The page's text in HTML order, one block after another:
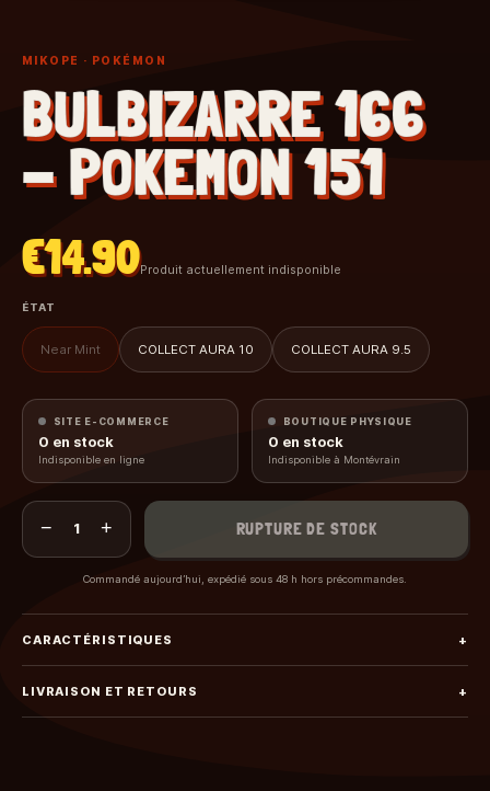
MIKOPE · POKÉMON
BULBIZARRE 166
- POKEMON 151
€14.90Produit actuellement indisponible
ÉTAT
Near Mint COLLECT AURA 10 COLLECT AURA 9.5
SITE E-COMMERCE
0 en stock
Indisponible en ligne
BOUTIQUE PHYSIQUE
0 en stock
Indisponible à Montévrain
− 1 + RUPTURE DE STOCK
Commandé aujourd’hui, expédié sous 48 h hors précommandes.
CARACTÉRISTIQUES +
LIVRAISON ET RETOURS +